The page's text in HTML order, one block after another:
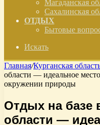
Магаданская
Сахалинская
ОТДЫХ
Бытовые
Искать
Главная/Курганская
области — идеальное
окружении природы
Отдых на базе
области —